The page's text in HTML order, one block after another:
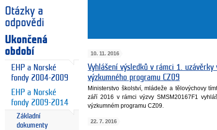
Otázky a
odpovědi
Ukončená
období
EHP a Norské
fondy 2004-2009
EHP a Norské
fondy 2009-2014
Základní
dokumenty
10. 11. 2016
Vyhlášení výsledků v rámci 1. uzávěrky
výzkumného programu CZ09
Ministerstvo školství, mládeže a tělovýchovy
září 2016 v rámci výzvy SMSM20167F1
výzkumném programu CZ09.
22. 7. 2016